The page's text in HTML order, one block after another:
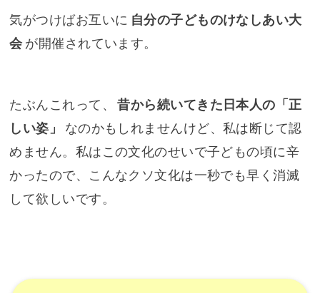
気がつけばお互いに 自分の子どものけなしあい大
会 が開催されています。
たぶんこれって、
昔から続いてきた日本人の「正
しい姿」
なのかもしれませんけど、私は断じて認
めません。私はこの文化のせいで子どもの頃に辛
かったので、こんなクソ文化は一秒でも早く消滅
して欲しいです。